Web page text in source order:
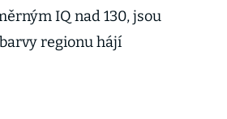
IQ nad 130, jsou
regionu hájí